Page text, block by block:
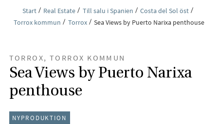
Start Real Estate Till salu i Spanien
Costa del Sol öst
Torrox kommun
Torrox Sea Views by Puerto Narixa penthouse
TORROX, TORROX KOMMUN
Sea Views by Puerto Narixa
penthouse
NYPRODUKTION